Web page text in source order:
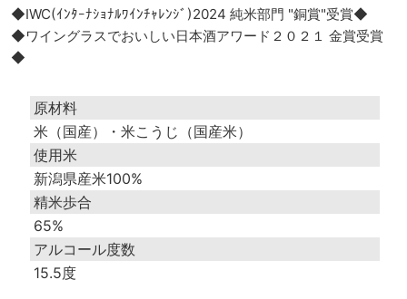
◆IWC(ｲﾝﾀｰﾅｼｮﾅﾙﾜｲﾝﾁｬﾚﾝｼﾞ)2024 純米部門 "銅賞"受賞◆
◆ワイングラスでおいしい日本酒アワード２０２１ 金賞受賞
◆
原材料
米（国産）・米こうじ（国産米）
使用米
新潟県産米100%
精米歩合
65%
アルコール度数
15.5度